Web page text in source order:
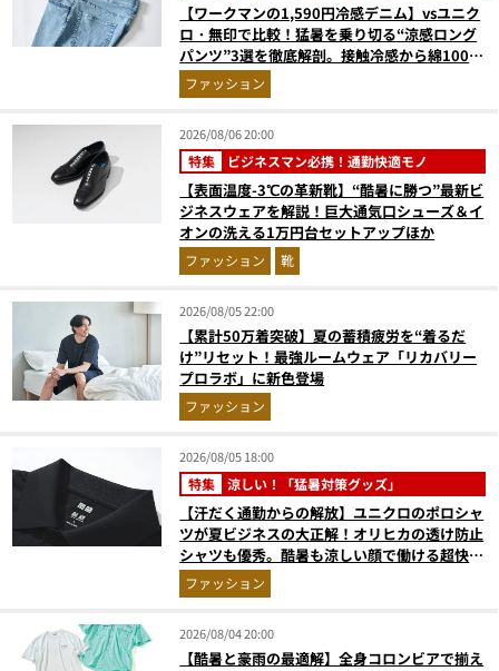
【ワークマンの1,590円冷感デニム】vsユニク
ロ・無印で比較！猛暑を乗り切る“涼感ロング
パンツ”3選を徹底解剖。接触冷感から綿100%
まで決定版
ファッション
2026/08/06 20:00
特集 ビジネスマン必携！通勤快適モノ
【表面温度-3℃の革新靴】“酷暑に勝つ”最新ビ
ジネスウェアを解説！巨大通気口シューズ＆イ
オンの洗える1万円台セットアップほか
ファッション 靴
2026/08/05 22:00
【累計50万着突破】夏の蓄積疲労を“着るだ
け”リセット！最強ルームウェア「リカバリー
プロラボ」に新色登場
ファッション
2026/08/05 18:00
特集 涼しい！「猛暑対策グッズ」
【汗だく通勤からの解放】ユニクロのポロシャ
ツが夏ビジネスの大正解！オリヒカの透け防止
シャツも優秀。酷暑も涼しい顔で働ける超快適
ウエアの実力
ファッション
2026/08/04 20:00
【酷暑と豪雨の最適解】全身コロンビアで揃え